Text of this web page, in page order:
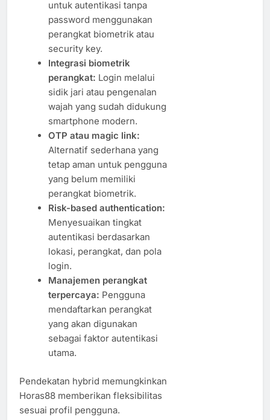
untuk autentikasi tanpa
password menggunakan
perangkat biometrik atau
security key.
Integrasi biometrik
perangkat: Login melalui
sidik jari atau pengenalan
wajah yang sudah didukung
smartphone modern.
OTP atau magic link:
Alternatif sederhana yang
tetap aman untuk pengguna
yang belum memiliki
perangkat biometrik.
Risk-based authentication:
Menyesuaikan tingkat
autentikasi berdasarkan
lokasi, perangkat, dan pola
login.
Manajemen perangkat
terpercaya: Pengguna
mendaftarkan perangkat
yang akan digunakan
sebagai faktor autentikasi
utama.
Pendekatan hybrid memungkinkan
Horas88 memberikan fleksibilitas
sesuai profil pengguna.